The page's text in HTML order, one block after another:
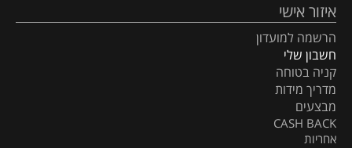
איזור אישי
הרשמה למועדון
חשבון שלי
קניה בטוחה
מדריך מידות
מבצעים
CASH BACK
אחריות